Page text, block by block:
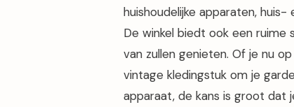
huishoudelijke apparaten, huis-
De winkel biedt ook een ruime
van zullen genieten. Of je nu
vintage kledingstuk om je
apparaat, de kans is groot dat